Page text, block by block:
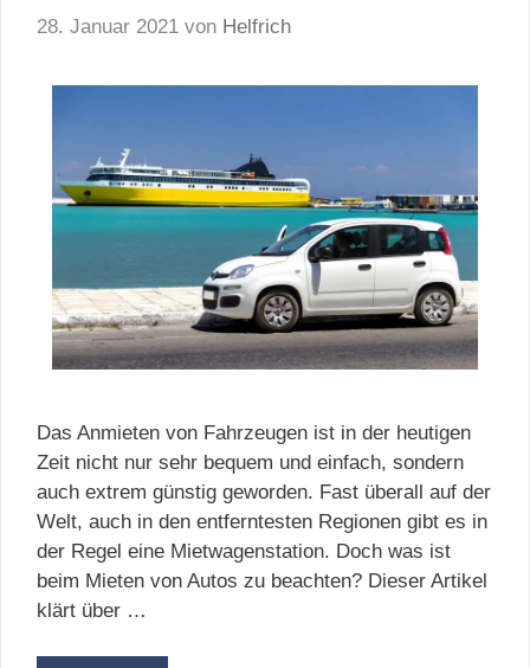
28. Januar 2021 von Helfrich
Das Anmieten von Fahrzeugen ist in der heutigen
Zeit nicht nur sehr bequem und einfach, sondern
auch extrem günstig geworden. Fast überall auf der
Welt, auch in den entferntesten Regionen gibt es in
der Regel eine Mietwagenstation. Doch was ist
beim Mieten von Autos zu beachten? Dieser Artikel
klärt über …